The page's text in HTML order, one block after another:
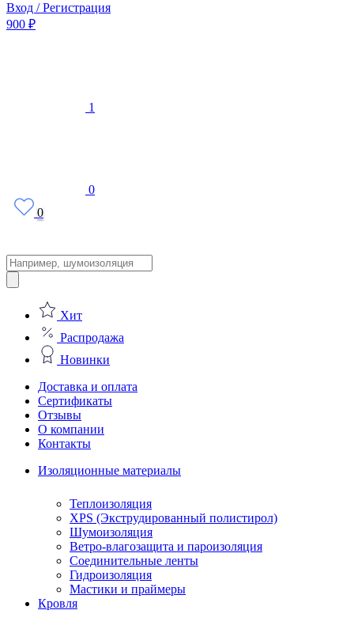
Вход / Регистрация
900 ₽
1
0
0
Поиск
товаров
Хит
Распродажа
Новинки
Доставка и оплата
Сертификаты
Отзывы
О компании
Контакты
Изоляционные материалы
Теплоизоляция
XPS (Экструдированный полистирол)
Шумоизоляция
Ветро-влагозащита и пароизоляция
Соединительные ленты
Гидроизоляция
Мастики и праймеры
Кровля